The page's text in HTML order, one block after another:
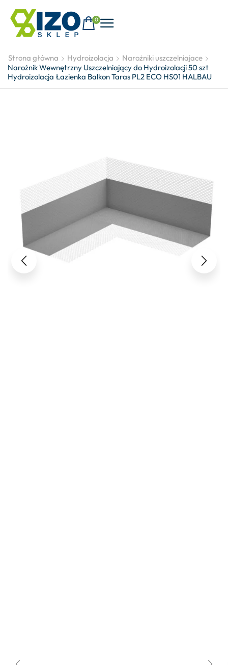
0
Strona główna Hydroizolacja
Narożniki uszczelniajace
Narożnik Wewnętrzny Uszczelniający do Hydroizolacji 50 szt
Hydroizolacja Łazienka Balkon Taras PL2 ECO HS01 HALBAU